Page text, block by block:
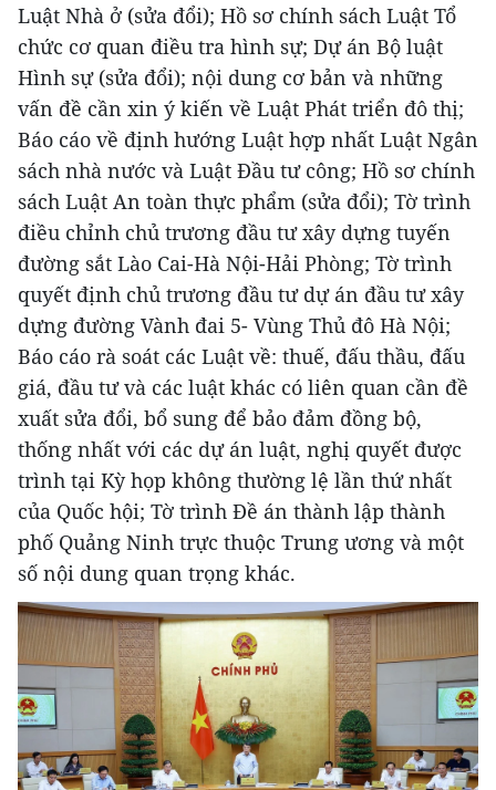
Luật Nhà ở (sửa đổi); Hồ sơ chính sách Luật Tổ
chức cơ quan điều tra hình sự; Dự án Bộ luật
Hình sự (sửa đổi); nội dung cơ bản và những
vấn đề cần xin ý kiến về Luật Phát triển đô thị;
Báo cáo về định hướng Luật hợp nhất Luật Ngân
sách nhà nước và Luật Đầu tư công; Hồ sơ chính
sách Luật An toàn thực phẩm (sửa đổi); Tờ trình
điều chỉnh chủ trương đầu tư xây dựng tuyến
đường sắt Lào Cai-Hà Nội-Hải Phòng; Tờ trình
quyết định chủ trương đầu tư dự án đầu tư xây
dựng đường Vành đai 5- Vùng Thủ đô Hà Nội;
Báo cáo rà soát các Luật về: thuế, đấu thầu, đấu
giá, đầu tư và các luật khác có liên quan cần đề
xuất sửa đổi, bổ sung để bảo đảm đồng bộ,
thống nhất với các dự án luật, nghị quyết được
trình tại Kỳ họp không thường lệ lần thứ nhất
của Quốc hội; Tờ trình Đề án thành lập thành
phố Quảng Ninh trực thuộc Trung ương và một
số nội dung quan trọng khác.